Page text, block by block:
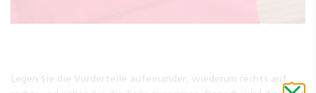
Legen Sie die Vorderteile aufeinander, wiederum rechts auf